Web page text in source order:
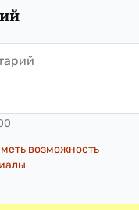
возможность